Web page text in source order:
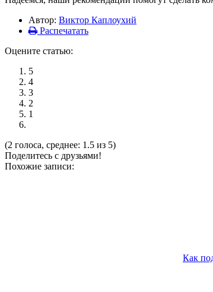
Автор: Виктор Каплоухий
Распечатать
Оцените статью:
5
4
3
2
1
(2 голоса, среднее: 1.5 из 5)
Поделитесь с друзьями!
Похожие записи:
Как